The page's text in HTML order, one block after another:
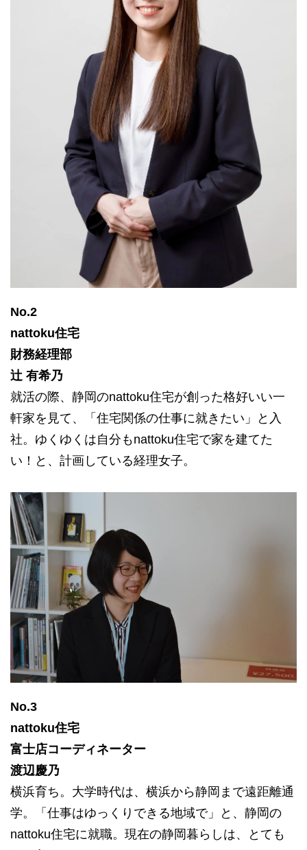
No.2
nattoku住宅
財務経理部
辻 有希乃
就活の際、静岡のnattoku住宅が創った格好いい一
軒家を見て、「住宅関係の仕事に就きたい」と入
社。ゆくゆくは自分もnattoku住宅で家を建てた
い！と、計画している経理女子。
No.3
nattoku住宅
富士店コーディネーター
渡辺慶乃
横浜育ち。大学時代は、横浜から静岡まで遠距離通
学。「仕事はゆっくりできる地域で」と、静岡の
nattoku住宅に就職。現在の静岡暮らしは、とても